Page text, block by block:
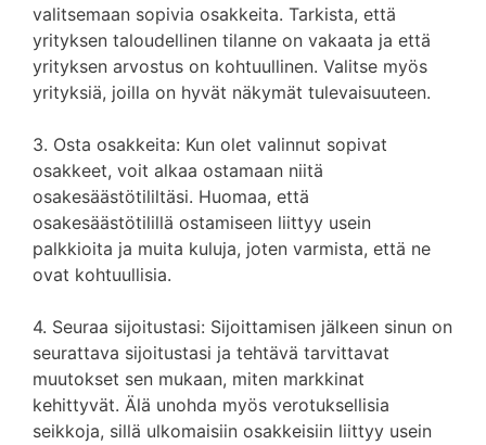
valitsemaan sopivia osakkeita. Tarkista, että
yrityksen taloudellinen tilanne on vakaata ja että
yrityksen arvostus on kohtuullinen. Valitse myös
yrityksiä, joilla on hyvät näkymät tulevaisuuteen.
3. Osta osakkeita: Kun olet valinnut sopivat
osakkeet, voit alkaa ostamaan niitä
osakesäästötililtäsi. Huomaa, että
osakesäästötilillä ostamiseen liittyy usein
palkkioita ja muita kuluja, joten varmista, että ne
ovat kohtuullisia.
4. Seuraa sijoitustasi: Sijoittamisen jälkeen sinun on
seurattava sijoitustasi ja tehtävä tarvittavat
muutokset sen mukaan, miten markkinat
kehittyvät. Älä unohda myös verotuksellisia
seikkoja, sillä ulkomaisiin osakkeisiin liittyy usein